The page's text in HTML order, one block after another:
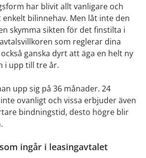
har blivit allt vanligare och
bilinnehav. Men låt inte den
skymma sikten för det finstilta i
som reglerar dina
ganska dyrt att äga en helt ny
i upp till tre år.
upp sig på 36 månader. 24
ovanligt och vissa erbjuder även
bindningstid, desto högre blir
ingår i leasingavtalet